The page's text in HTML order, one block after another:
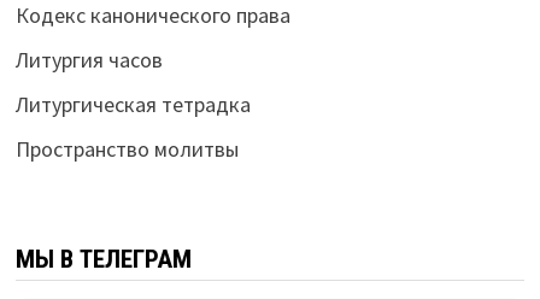
Кодекс канонического права
Литургия часов
Литургическая тетрадка
Пространство молитвы
МЫ В ТЕЛЕГРАМ